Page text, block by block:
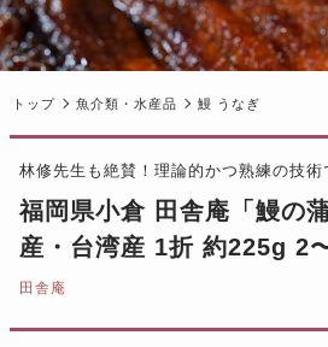
トップ 魚介類・水産品 鰻 うなぎ
林修先生も絶賛！理論的かつ熟練の技
福岡県小倉 田舎庵「鰻の
産・台湾産 1折 約225g 2
田舎庵